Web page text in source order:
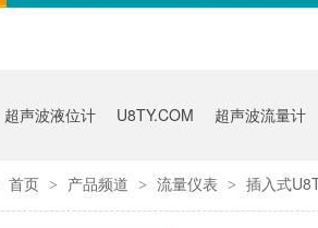
超声波液位计 U8TY.COM 超声波流量计
首页 > 产品频道 > 流量仪表 > 插入式